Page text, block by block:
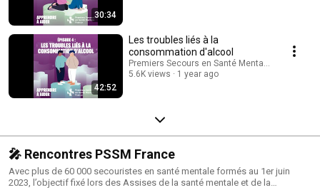
30:34
42:52
Les troubles liés à la
consommation d'alcool
Premiers Secours en Santé Mentale - France
5.6K views
1 year ago
🎤 Rencontres PSSM France
Avec plus de 60 000 secouristes en santé mentale formés au 1er juin
2023, l’objectif fixé lors des Assises de la santé mentale et de la